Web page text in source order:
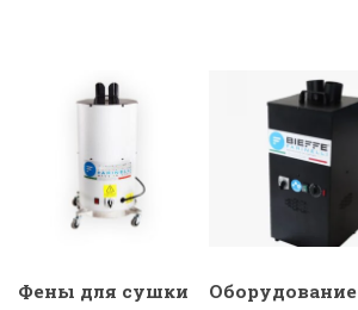
Фены для сушки
Оборудование